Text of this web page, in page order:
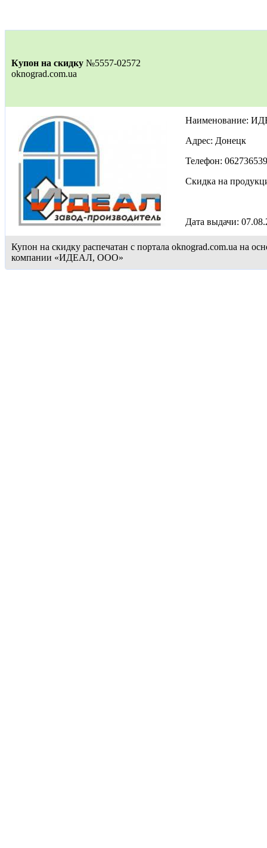
Купон на скидку №5557-02572
oknograd.com.ua
Наименование:
Адрес: Донецк
Телефон:
Скидка на
Дата выдачи:
Купон на скидку распечатан с портала oknograd.com.ua на
компании «ИДЕАЛ, ООО»